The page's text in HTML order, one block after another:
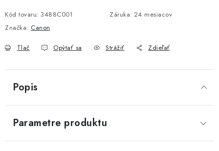
Kód tovaru: 3488C001 Záruka: 24 mesiacov
Značka: Canon
Tlač Opýtať sa Strážiť Zdieľať
Popis
Parametre produktu